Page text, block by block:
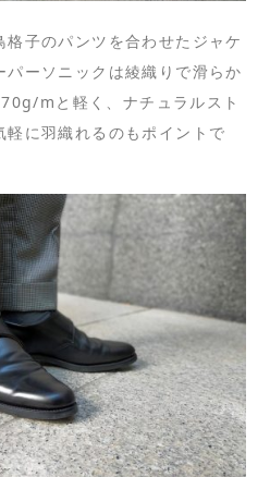
子のパンツを合わせたジャケ
ーソニックは綾織りで滑らか
mと軽く、ナチュラルスト
に羽織れるのもポイントで